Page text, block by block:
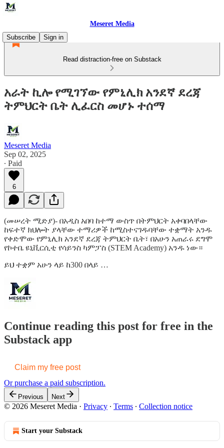
Meseret Media
Subscribe
Sign in
Read distraction-free on Substack
አራት ኪሎ የሚገኘው የምኒሊክ አንደኛ ደረጃ
ትምህርት ቤት ሊፈርስ መሆኑ ተሰማ
Meseret Media
Sep 02, 2025
∙ Paid
6
(መሠረት ሚድያ)- በአዲስ አበባ ከተማ ውስጥ በትምህርት አቀባበላቸው
ከፍተኛ ክህሎት ያላቸው ተማሪዎች ከሚስተናገዱባቸው ተቋማት አንዱ
የቀድሞው የምኒሊክ አንደኛ ደረጃ ትምህርት ቤት፣ በአሁን አጠራሩ ደግሞ
የኮተቤ ዩኒቪርሲቲ የሳይንስ ካምፓስ (STEM Academy) አንዱ ነው።
ይህ ተቋም አሁን ላይ ከ300 በላይ …
Continue reading this post for free in the
Substack app
Claim my free post
Or purchase a paid subscription.
Previous Next
© 2026 Meseret Media · Privacy ∙ Terms ∙ Collection notice
Start your Substack